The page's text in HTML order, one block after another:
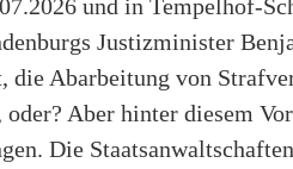
und in Tempelhof-
Justizminister
die Abarbeitung von
Aber hinter diesem
Die